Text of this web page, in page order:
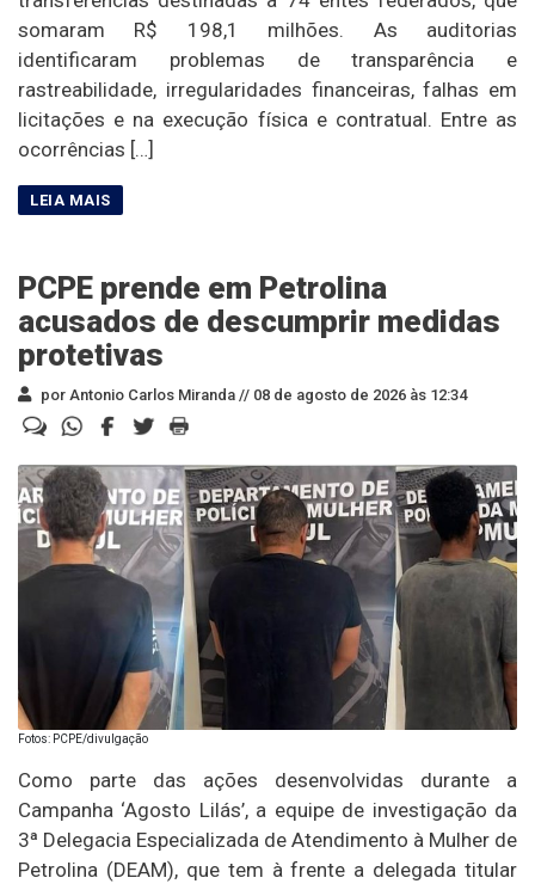
somaram R$ 198,1 milhões. As auditorias
identificaram problemas de transparência e
rastreabilidade, irregularidades financeiras, falhas em
licitações e na execução física e contratual. Entre as
ocorrências […]
PCPE prende em Petrolina
acusados de descumprir medidas
protetivas
por Antonio Carlos Miranda // 08 de agosto de 2026 às 12:34
Fotos: PCPE/divulgação
Como parte das ações desenvolvidas durante a
Campanha ‘Agosto Lilás’, a equipe de investigação da
3ª Delegacia Especializada de Atendimento à Mulher de
Petrolina (DEAM), que tem à frente a delegada titular